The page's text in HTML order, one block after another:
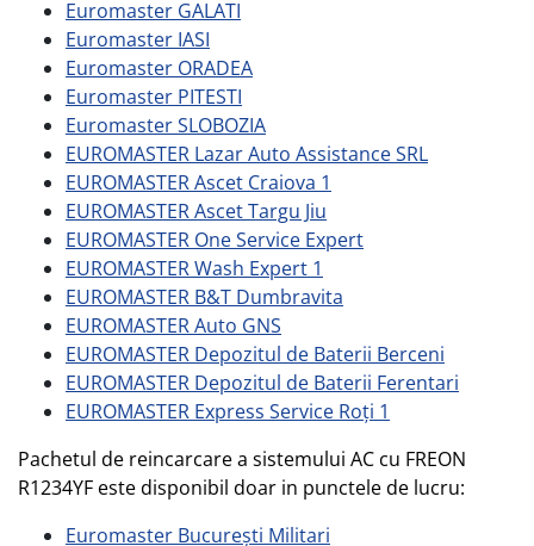
Euromaster GALATI
Euromaster IASI
Euromaster ORADEA
Euromaster PITESTI
Euromaster SLOBOZIA
EUROMASTER Lazar Auto Assistance SRL
EUROMASTER Ascet Craiova 1
EUROMASTER Ascet Targu Jiu
EUROMASTER One Service Expert
EUROMASTER Wash Expert 1
EUROMASTER B&T Dumbravita
EUROMASTER Auto GNS
EUROMASTER Depozitul de Baterii Berceni
EUROMASTER Depozitul de Baterii Ferentari
EUROMASTER Express Service Roți 1
Pachetul de reincarcare a sistemului AC cu FREON
R1234YF este disponibil doar in punctele de lucru:
Euromaster București Militari